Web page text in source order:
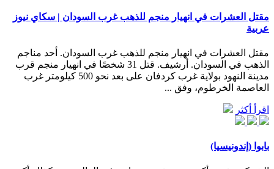
مقتل العشرات في انهيار منجم للذهب غرب السودان | سكاي نيوز
عربية
مقتل العشرات في انهيار منجم للذهب غرب السودان. أحد مناجم
الذهب في السودان. أرشيف. قتل 31 شخصًا في انهيار منجم قرب
مدينة النهود بولاية غرب كردفان على بعد نحو 500 كيلومتر غرب
العاصمة الخرطوم، وفق ...
اقرأ أكثر
بابوا (إندونيسيا)